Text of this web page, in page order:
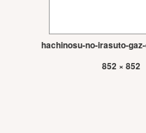
hachinosu-no-irasuto-
852 × 852